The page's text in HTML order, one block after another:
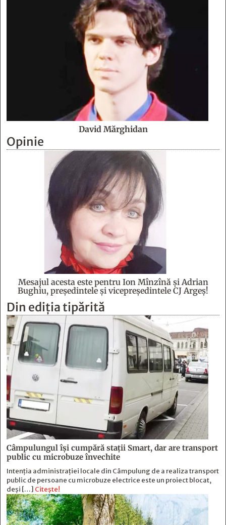
David Mărghidan
Opinie
Mesajul acesta este pentru Ion Mînzînă şi Adrian
Bughiu, preşedintele şi vicepreşedintele CJ Argeş!
Din ediția tipărită
Câmpulungul îşi cumpără staţii Smart, dar are transport
public cu microbuze învechite
Intenția administrației locale din Câmpulung de a realiza transport
public de persoane cu microbuze electrice este un proiect blocat,
deși […] Citește!